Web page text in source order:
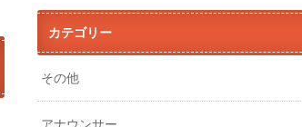
カテゴリー
その他